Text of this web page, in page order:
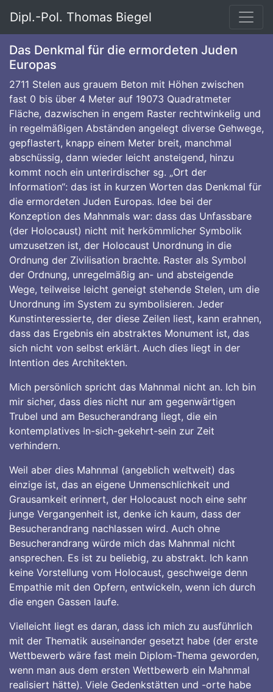
Dipl.-Pol. Thomas Biegel
Das Denkmal für die ermordeten Juden
Europas
2711 Stelen aus grauem Beton mit Höhen zwischen
fast 0 bis über 4 Meter auf 19073 Quadratmeter
Fläche, dazwischen in engem Raster rechtwinkelig und
in regelmäßigen Abständen angelegt diverse Gehwege,
gepflastert, knapp einem Meter breit, manchmal
abschüssig, dann wieder leicht ansteigend, hinzu
kommt noch ein unterirdischer sg. „Ort der
Information“: das ist in kurzen Worten das Denkmal für
die ermordeten Juden Europas. Idee bei der
Konzeption des Mahnmals war: dass das Unfassbare
(der Holocaust) nicht mit herkömmlicher Symbolik
umzusetzen ist, der Holocaust Unordnung in die
Ordnung der Zivilisation brachte. Raster als Symbol
der Ordnung, unregelmäßig an- und absteigende
Wege, teilweise leicht geneigt stehende Stelen, um die
Unordnung im System zu symbolisieren. Jeder
Kunstinteressierte, der diese Zeilen liest, kann erahnen,
dass das Ergebnis ein abstraktes Monument ist, das
sich nicht von selbst erklärt. Auch dies liegt in der
Intention des Architekten.
Mich persönlich spricht das Mahnmal nicht an. Ich bin
mir sicher, dass dies nicht nur am gegenwärtigen
Trubel und am Besucherandrang liegt, die ein
kontemplatives In-sich-gekehrt-sein zur Zeit
verhindern.
Weil aber dies Mahnmal (angeblich weltweit) das
einzige ist, das an eigene Unmenschlichkeit und
Grausamkeit erinnert, der Holocaust noch eine sehr
junge Vergangenheit ist, denke ich kaum, dass der
Besucherandrang nachlassen wird. Auch ohne
Besucherandrang würde mich das Mahnmal nicht
ansprechen. Es ist zu beliebig, zu abstrakt. Ich kann
keine Vorstellung vom Holocaust, geschweige denn
Empathie mit den Opfern, entwickeln, wenn ich durch
die engen Gassen laufe.
Vielleicht liegt es daran, dass ich mich zu ausführlich
mit der Thematik auseinander gesetzt habe (der erste
Wettbewerb wäre fast mein Diplom-Thema geworden,
wenn man aus dem ersten Wettbewerb ein Mahnmal
realisiert hätte). Viele Gedenkstätten und -orte habe